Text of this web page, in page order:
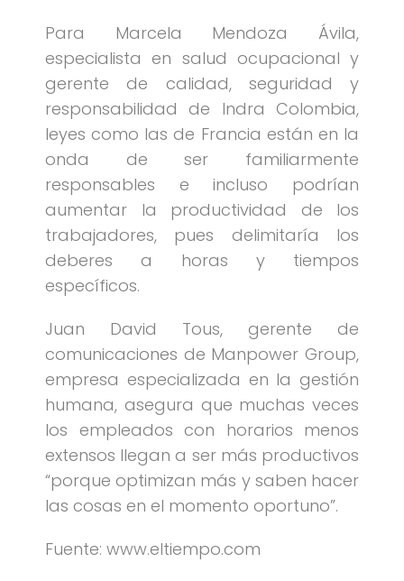
Para Marcela Mendoza Ávila,
especialista en salud ocupacional y
gerente de calidad, seguridad y
responsabilidad de Indra Colombia,
leyes como las de Francia están en la
onda de ser familiarmente
responsables e incluso podrían
aumentar la productividad de los
trabajadores, pues delimitaría los
deberes a horas y tiempos
específicos.
Juan David Tous, gerente de
comunicaciones de Manpower Group,
empresa especializada en la gestión
humana, asegura que muchas veces
los empleados con horarios menos
extensos llegan a ser más productivos
“porque optimizan más y saben hacer
las cosas en el momento oportuno”.
Fuente: www.eltiempo.com